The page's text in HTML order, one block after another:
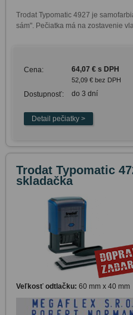
Trodat Typomatic 4927 je
sám". Pečiatka má na zostavenie
Cena: 64,07 € s DPH
52,09 € bez DPH
Dostupnosť: do 3 dní
Trodat Typomatic
skladačka
Veľkosť odtlačku: 60 mm x 40 mm